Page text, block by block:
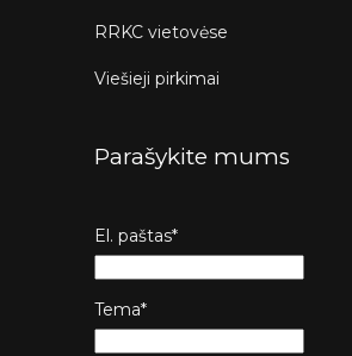
RRKC vietovėse
Viešieji pirkimai
Parašykite mums
El. paštas*
Tema*